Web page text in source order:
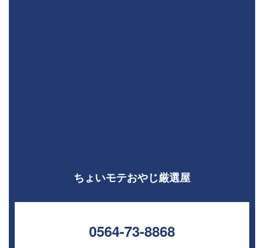
ちょいモテおやじ厳選屋
0564-73-8868⁣